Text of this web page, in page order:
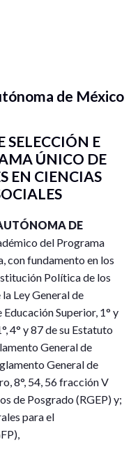
de México
SELECCIÓN E
ÚNICO DE
EN CIENCIAS
UTÓNOMA DE
del Programa
con fundamento en los
Política de los
Ley General de
Educación Superior, 1° y
4° y 87 de su Estatuto
General de
General de
8°, 54, 56 fracción V
de Posgrado (RGEP) y;
para el